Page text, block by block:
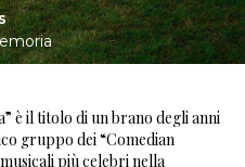
è il titolo di un brano degli anni
gruppo dei “Comedian
più celebri nella